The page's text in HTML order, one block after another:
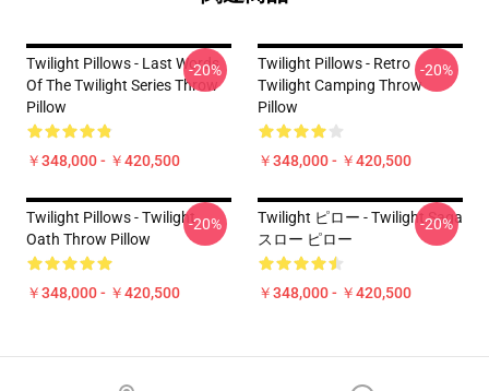
Twilight Pillows - Last Words
Of The Twilight Series Throw
Pillow
￥348,000 - ￥420,500
-20%
Twilight Pillows - Retro
Twilight Camping Throw
Pillow
￥348,000 - ￥420,500
-20%
Twilight Pillows - Twilight
Oath Throw Pillow
￥348,000 - ￥420,500
-20%
Twilight ピロー - Twilight Saga
スロー ピロー
￥348,000 - ￥420,500
-20%